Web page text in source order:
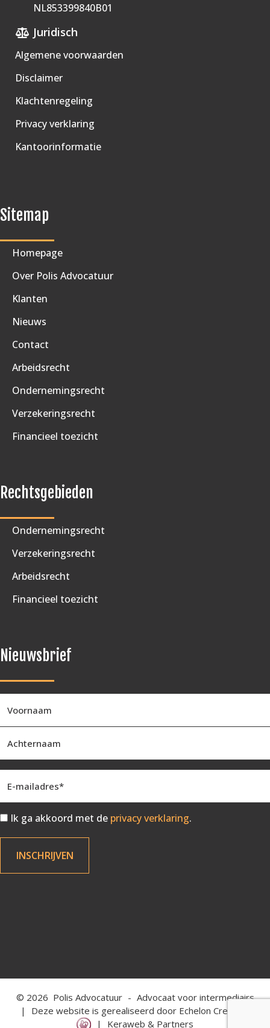
NL853399840B01
Juridisch
Algemene voorwaarden
Disclaimer
Klachtenregeling
Privacy verklaring
Kantoorinformatie
Sitemap
Homepage
Over Polis Advocatuur
Klanten
Nieuws
Contact
Arbeidsrecht
Ondernemingsrecht
Verzekeringsrecht
Financieel toezicht
Rechtsgebieden
Ondernemingsrecht
Verzekeringsrecht
Arbeidsrecht
Financieel toezicht
Nieuwsbrief
Ik ga akkoord met de privacy verklaring.
© 2026 Polis Advocatuur - Advocaat voor intermediairs
|
Deze website is gerealiseerd door Echelon Creations
|
Keraweb & Partners